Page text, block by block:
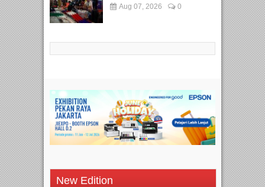
Aug 07, 2026 0
New Edition